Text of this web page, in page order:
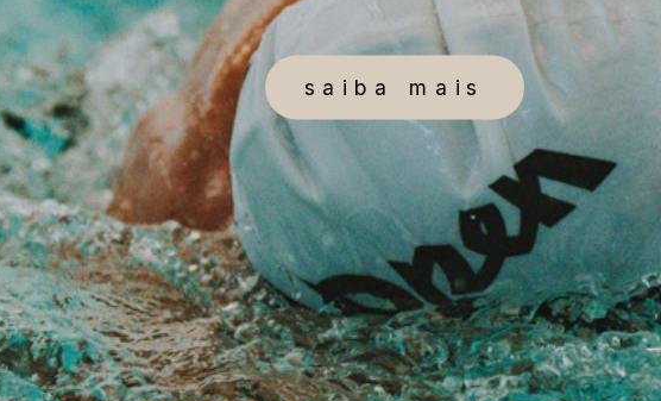
saiba mais